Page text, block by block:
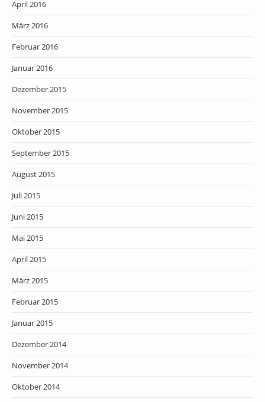
April 2016
März 2016
Februar 2016
Januar 2016
Dezember 2015
November 2015
Oktober 2015
September 2015
August 2015
Juli 2015
Juni 2015
Mai 2015
April 2015
März 2015
Februar 2015
Januar 2015
Dezember 2014
November 2014
Oktober 2014